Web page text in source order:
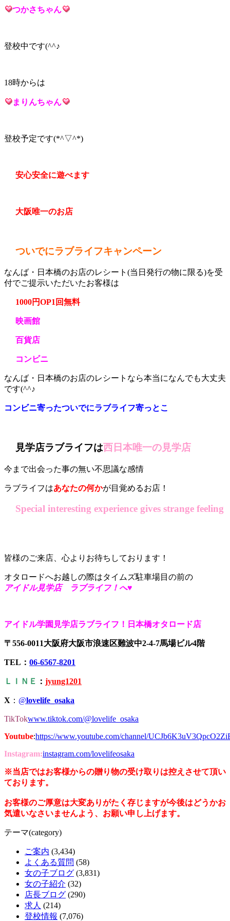
つかさちゃん
登校中です(^^♪
18時からは
まりんちゃん
登校予定です(*^▽^*)
安心安全に遊べます
大阪唯一のお店
ついでにラブライフキャンペーン
なんば・日本橋のお店のレシート(当日発行の物に限る)を受
付でご提示いただいたお客様は
1000円OP1回無料
映画館
百貨店
コンビニ
なんば・日本橋のお店のレシートなら本当になんでも大丈夫
です(^^♪
コンビニ寄ったついでにラブライフ寄っとこ
見学店ラブライフは西日本唯一の見学店
今まで出会った事の無い不思議な感情
ラブライフはあなたの何かが目覚めるお店！
Special interesting experience gives strange feeling
皆様のご来店、心よりお待ちしております！
オタロードへお越しの際はタイムズ駐車場目の前の
アイドル見学店 ラブライフ！へ♥
アイドル学園見学店ラブライフ！日本橋オタロード店
〒556-0011大阪府大阪市浪速区難波中2-4-7馬場ビル4階
TEL： 06-6567-8201
ＬＩＮＥ ： jyung1201
X ： @lovelife_osaka
TikTokwww.tiktok.com/@lovelife_osaka
Youtube:https://www.youtube.com/channel/
Instagram:instagram.com/lovelifeosaka
※当店ではお客様からの贈り物の受け取りは控えさせて頂い
ております。
お客様のご厚意は大変ありがたく存じますが今後はどうかお
気遣いなさいませんよう、お願い申し上げます。
テーマ(category)
ご案内 (3,434)
よくある質問 (58)
女の子ブログ (3,831)
女の子紹介 (32)
店長ブログ (290)
求人 (214)
登校情報 (7,076)